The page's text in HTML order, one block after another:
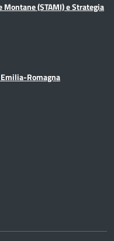
(STAMI) e Strategia
Romagna